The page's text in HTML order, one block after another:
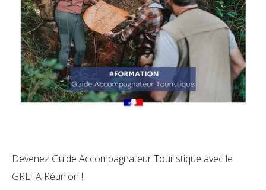
Devenez Guide Accompagnateur Touristique avec le
GRETA Réunion !